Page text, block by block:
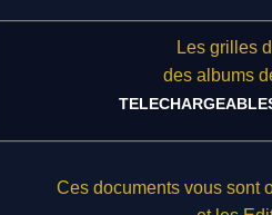
Les grilles
des albums
Ces documents vous sont